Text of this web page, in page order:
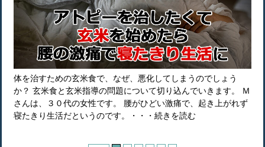
体を治すための玄米食で、なぜ、悪化してしまうのでしょう
か？ 玄米食と玄米指導の問題について切り込んでいきます。 Ｍ
さんは、３０代の女性です。 腰がひどい激痛で、起き上がれず
寝たきり生活だというのです。・・・続きを読む